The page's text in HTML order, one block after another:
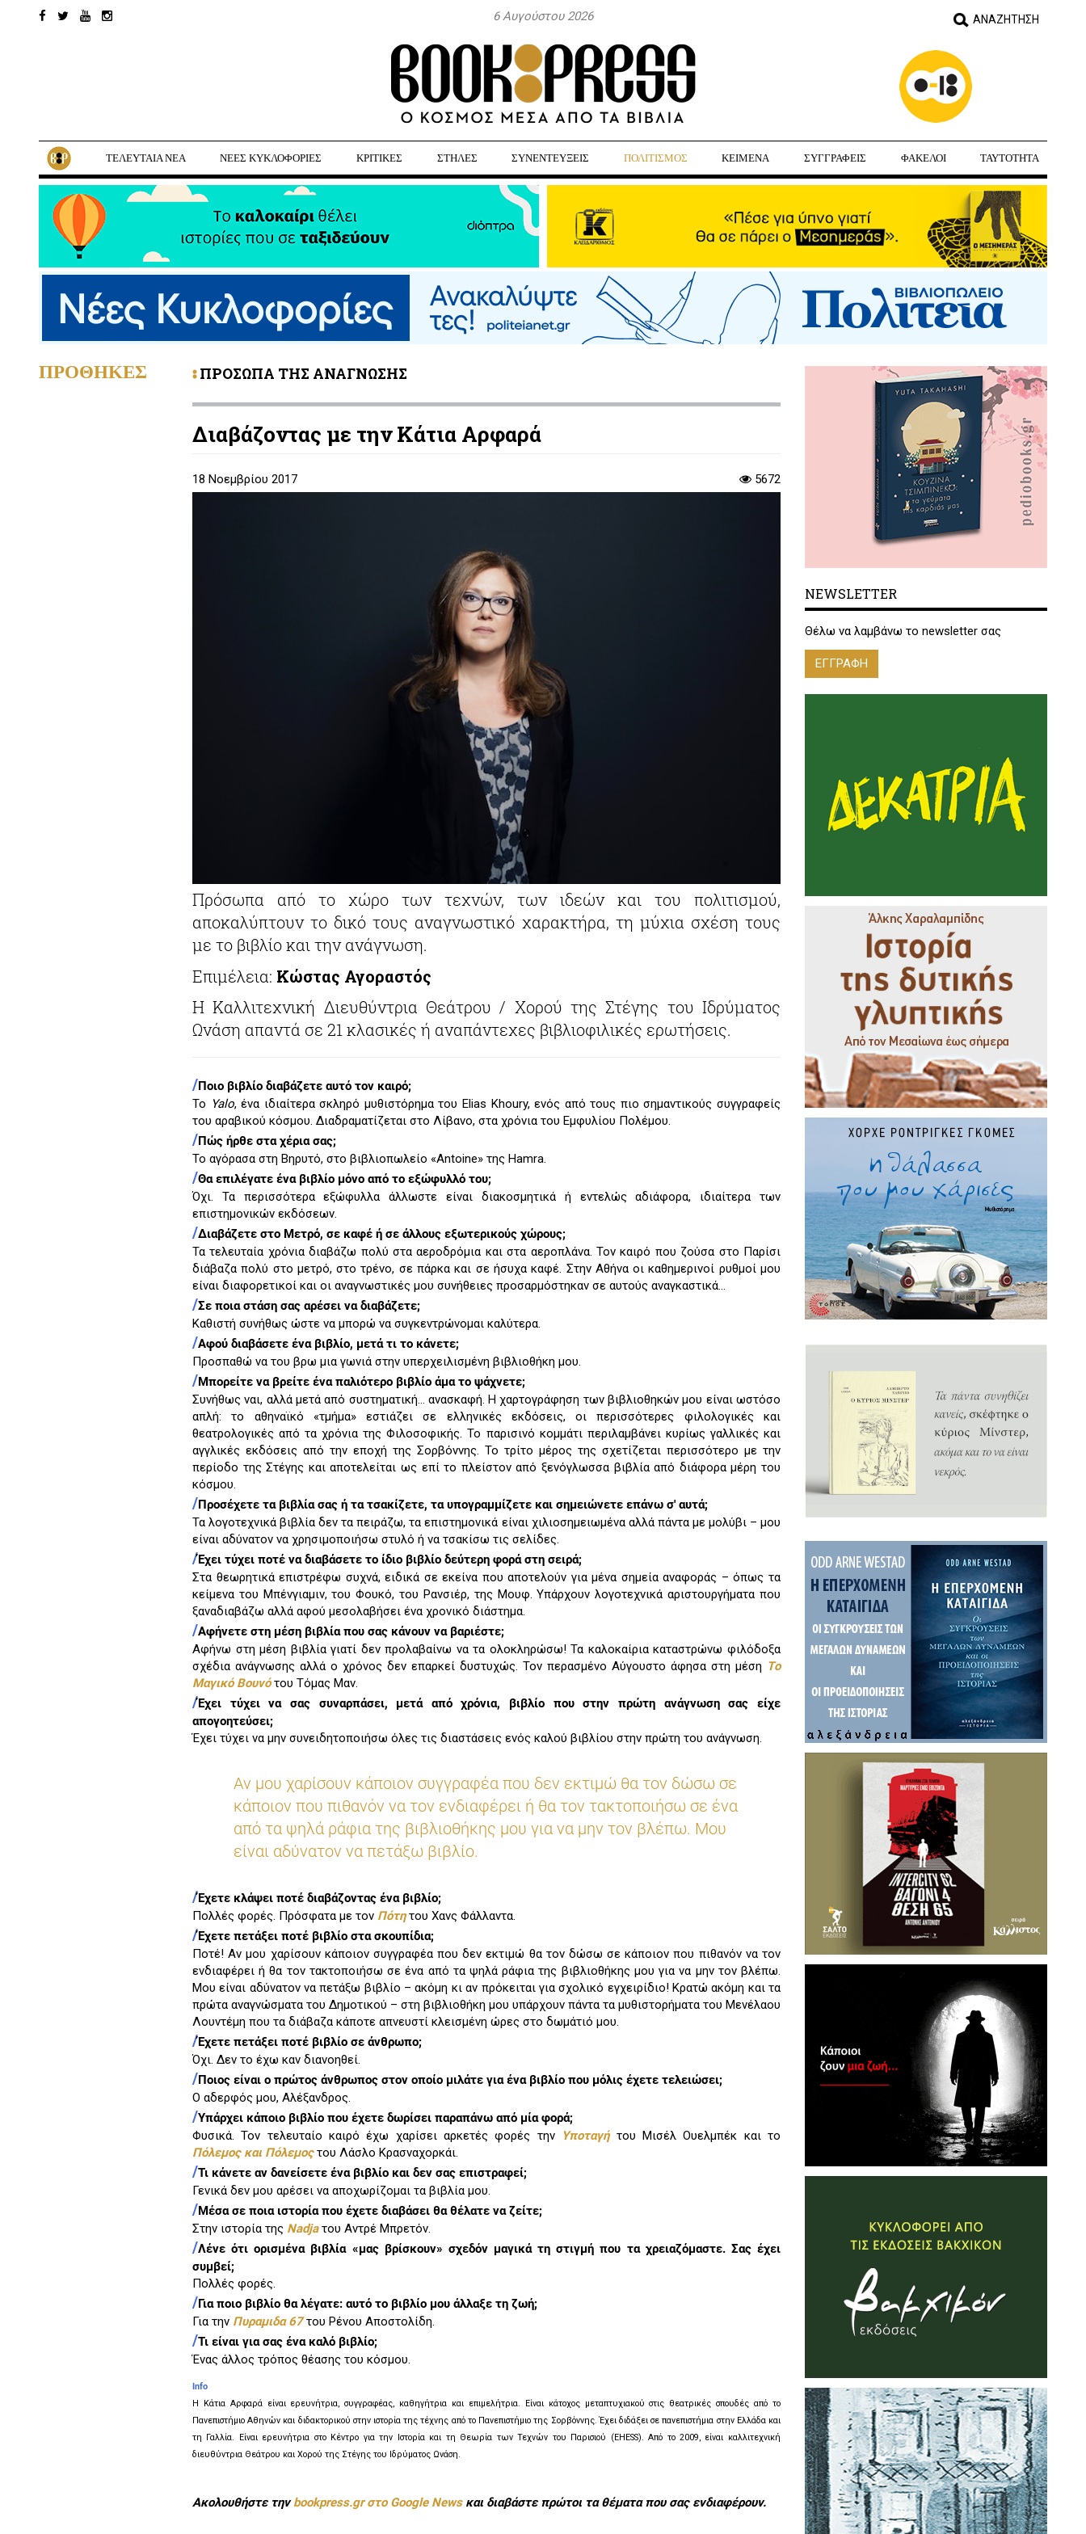
6 Αυγούστου 2026
ΤΕΛΕΥΤΑΙΑ ΝΕΑ ΝΕΕΣ ΚΥΚΛΟΦΟΡΙΕΣ ΚΡΙΤΙΚΕΣ ΣΤΗΛΕΣ ΣΥΝΕΝΤΕΥΞΕΙΣ ΠΟΛΙΤΙΣΜΟΣ ΚΕΙΜΕΝΑ ΣΥΓΓΡΑΦΕΙΣ ΦΑΚΕΛΟΙ ΤΑΥΤΟΤΗΤΑ
ΠΡΟΣΩΠΑ ΤΗΣ ΑΝΑΓΝΩΣΗΣ
Διαβάζοντας με την Κάτια Αρφαρά
18 Νοεμβρίου 2017 5672
Πρόσωπα από το χώρο των τεχνών, των ιδεών και του πολιτισμού,
αποκαλύπτουν το δικό τους αναγνωστικό χαρακτήρα, τη μύχια σχέση τους
με το βιβλίο και την ανάγνωση.
Επιμέλεια: Κώστας Αγοραστός
H Καλλιτεχνική Διευθύντρια Θεάτρου / Χορού της Στέγης του Ιδρύματος
Ωνάση απαντά σε 21 κλασικές ή αναπάντεχες βιβλιοφιλικές ερωτήσεις.
/Ποιο βιβλίο διαβάζετε αυτό τον καιρό;
Το Yalo, ένα ιδιαίτερα σκληρό μυθιστόρημα του Elias Khoury, ενός από τους πιο σημαντικούς συγγραφείς
του αραβικού κόσμου. Διαδραματίζεται στο Λίβανο, στα χρόνια του Εμφυλίου Πολέμου.
/Πώς ήρθε στα χέρια σας;
Το αγόρασα στη Βηρυτό, στο βιβλιοπωλείο «Antoine» της Hamra.
/Θα επιλέγατε ένα βιβλίο μόνο από το εξώφυλλό του;
Όχι. Τα περισσότερα εξώφυλλα άλλωστε είναι διακοσμητικά ή εντελώς αδιάφορα, ιδιαίτερα των
επιστημονικών εκδόσεων.
/Διαβάζετε στο Μετρό, σε καφέ ή σε άλλους εξωτερικούς χώρους;
Τα τελευταία χρόνια διαβάζω πολύ στα αεροδρόμια και στα αεροπλάνα. Τον καιρό που ζούσα στο Παρίσι
διάβαζα πολύ στο μετρό, στο τρένο, σε πάρκα και σε ήσυχα καφέ. Στην Αθήνα οι καθημερινοί ρυθμοί μου
είναι διαφορετικοί και οι αναγνωστικές μου συνήθειες προσαρμόστηκαν σε αυτούς αναγκαστικά...
/Σε ποια στάση σας αρέσει να διαβάζετε;
Καθιστή συνήθως ώστε να μπορώ να συγκεντρώνομαι καλύτερα.
/Αφού διαβάσετε ένα βιβλίο, μετά τι το κάνετε;
Προσπαθώ να του βρω μια γωνιά στην υπερχειλισμένη βιβλιοθήκη μου.
/Μπορείτε να βρείτε ένα παλιότερο βιβλίο άμα το ψάχνετε;
Συνήθως ναι, αλλά μετά από συστηματική... ανασκαφή. Η χαρτογράφηση των βιβλιοθηκών μου είναι ωστόσο
απλή: το αθηναϊκό «τμήμα» εστιάζει σε ελληνικές εκδόσεις, οι περισσότερες φιλολογικές και
θεατρολογικές από τα χρόνια της Φιλοσοφικής. Το παρισινό κομμάτι περιλαμβάνει κυρίως γαλλικές και
αγγλικές εκδόσεις από την εποχή της Σορβόννης. Το τρίτο μέρος της σχετίζεται περισσότερο με την
περίοδο της Στέγης και αποτελείται ως επί το πλείστον από ξενόγλωσσα βιβλία από διάφορα μέρη του
κόσμου.
/Προσέχετε τα βιβλία σας ή τα τσακίζετε, τα υπογραμμίζετε και σημειώνετε επάνω σ' αυτά;
Τα λογοτεχνικά βιβλία δεν τα πειράζω, τα επιστημονικά είναι χιλιοσημειωμένα αλλά πάντα με μολύβι – μου
είναι αδύνατον να χρησιμοποιήσω στυλό ή να τσακίσω τις σελίδες.
/Έχει τύχει ποτέ να διαβάσετε το ίδιο βιβλίο δεύτερη φορά στη σειρά;
Στα θεωρητικά επιστρέφω συχνά, ειδικά σε εκείνα που αποτελούν για μένα σημεία αναφοράς – όπως τα
κείμενα του Μπένγιαμιν, του Φουκό, του Ρανσιέρ, της Μουφ. Υπάρχουν λογοτεχνικά αριστουργήματα που
ξαναδιαβάζω αλλά αφού μεσολαβήσει ένα χρονικό διάστημα.
/Αφήνετε στη μέση βιβλία που σας κάνουν να βαριέστε;
Αφήνω στη μέση βιβλία γιατί δεν προλαβαίνω να τα ολοκληρώσω! Τα καλοκαίρια καταστρώνω φιλόδοξα
σχέδια ανάγνωσης αλλά ο χρόνος δεν επαρκεί δυστυχώς. Τον περασμένο Αύγουστο άφησα στη μέση Tο
Μαγικό Βουνότου Τόμας Μαν.
/Έχει τύχει να σας συναρπάσει, μετά από χρόνια, βιβλίο που στην πρώτη ανάγνωση σας είχε
απογοητεύσει;
Έχει τύχει να μην συνειδητοποιήσω όλες τις διαστάσεις ενός καλού βιβλίου στην πρώτη του ανάγνωση.
Αν μου χαρίσουν κάποιον συγγραφέα που δεν εκτιμώ θα τον δώσω σε
κάποιον που πιθανόν να τον ενδιαφέρει ή θα τον τακτοποιήσω σε ένα
από τα ψηλά ράφια της βιβλιοθήκης μου για να μην τον βλέπω. Μου
είναι αδύνατον να πετάξω βιβλίο.
/Έχετε κλάψει ποτέ διαβάζοντας ένα βιβλίο;
Πολλές φορές. Πρόσφατα με τον Πότητου Χανς Φάλλαντα.
/Έχετε πετάξει ποτέ βιβλίο στα σκουπίδια;
Ποτέ! Αν μου χαρίσουν κάποιον συγγραφέα που δεν εκτιμώ θα τον δώσω σε κάποιον που πιθανόν να τον
ενδιαφέρει ή θα τον τακτοποιήσω σε ένα από τα ψηλά ράφια της βιβλιοθήκης μου για να μην τον βλέπω.
Μου είναι αδύνατον να πετάξω βιβλίο – ακόμη κι αν πρόκειται για σχολικό εγχειρίδιο! Κρατώ ακόμη και τα
πρώτα αναγνώσματα του Δημοτικού – στη βιβλιοθήκη μου υπάρχουν πάντα τα μυθιστορήματα του Μενέλαου
Λουντέμη που τα διάβαζα κάποτε απνευστί κλεισμένη ώρες στο δωμάτιό μου.
/Έχετε πετάξει ποτέ βιβλίο σε άνθρωπο;
Όχι. Δεν το έχω καν διανοηθεί.
/Ποιος είναι ο πρώτος άνθρωπος στον οποίο μιλάτε για ένα βιβλίο που μόλις έχετε τελειώσει;
Ο αδερφός μου, Αλέξανδρος.
/Υπάρχει κάποιο βιβλίο που έχετε δωρίσει παραπάνω από μία φορά;
Φυσικά. Τον τελευταίο καιρό έχω χαρίσει αρκετές φορές την Υποταγήτου Μισέλ Ουελμπέκ και το
Πόλεμος και Πόλεμοςτου Λάσλο Κρασναχορκάι.
/Τι κάνετε αν δανείσετε ένα βιβλίο και δεν σας επιστραφεί;
Γενικά δεν μου αρέσει να αποχωρίζομαι τα βιβλία μου.
/Μέσα σε ποια ιστορία που έχετε διαβάσει θα θέλατε να ζείτε;
Στην ιστορία της Nadjaτου Αντρέ Μπρετόν.
/Λένε ότι ορισμένα βιβλία «μας βρίσκουν» σχεδόν μαγικά τη στιγμή που τα χρειαζόμαστε. Σας έχει
συμβεί;
Πολλές φορές.
/Για ποιο βιβλίο θα λέγατε: αυτό το βιβλίο μου άλλαξε τη ζωή;
Για την Πυραμιδα 67 τoυ Ρένου Αποστολίδη.
/Τι είναι για σας ένα καλό βιβλίο;
Ένας άλλος τρόπος θέασης του κόσμου.
Info
Η Κάτια Αρφαρά είναι ερευνήτρια, συγγραφέας, καθηγήτρια και επιμελήτρια. Είναι κάτοχος μεταπτυχιακού στις θεατρικές σπουδές από το
Πανεπιστήμιο Αθηνών και διδακτορικού στην ιστορία της τέχνης από το Πανεπιστήμιο της Σορβόννης. Έχει διδάξει σε πανεπιστήμια στην Ελλάδα και
τη Γαλλία. Είναι ερευνήτρια στο Κέντρο για την Ιστορία και τη Θεωρία των Τεχνών του Παρισιού (EHESS). Από το 2009, είναι καλλιτεχνική
διευθύντρια Θεάτρου και Χορού της Στέγης του Ιδρύματος Ωνάση.
Ακολουθήστε τηνbookpress.gr στο Google Newsκαι διαβάστε πρώτοι τα θέματα που σας ενδιαφέρουν.
ΠΡΟΘΗΚΕΣ
NEWSLETTER
Θέλω να λαμβάνω το newsletter σας
ΕΓΓΡΑΦΗ